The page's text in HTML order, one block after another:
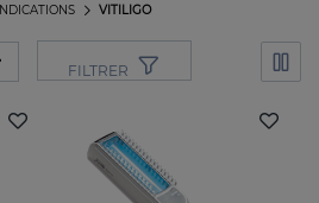
VITILIGO
INDICATIONS
FILTRER